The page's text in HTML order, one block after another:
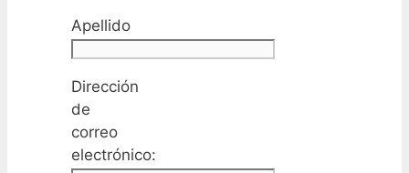
Apellido
Dirección
de
correo
electrónico: